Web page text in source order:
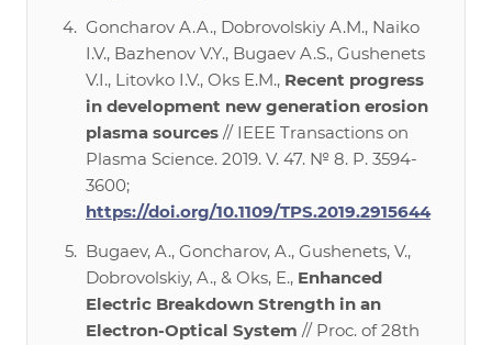
Goncharov A.A., Dobrovolskiy A.M., Naiko
I.V., Bazhenov V.Y., Bugaev A.S., Gushenets
V.I., Litovko I.V., Oks E.M., Recent progress
in development new generation erosion
plasma sources // IEEE Transactions on
Plasma Science. 2019. V. 47. № 8. P. 3594-
3600;
https://doi.org/10.1109/TPS.2019.2915644
Bugaev, A., Goncharov, A., Gushenets, V.,
Dobrovolskiy, A., & Oks, E., Enhanced
Electric Breakdown Strength in an
Electron-Optical System // Proc. of 28th